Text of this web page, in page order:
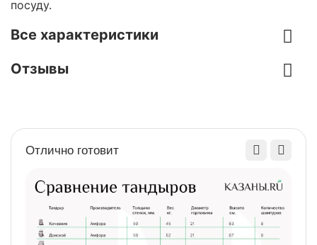
посуду.
Все характеристики
Отзывы
Отлично готовит